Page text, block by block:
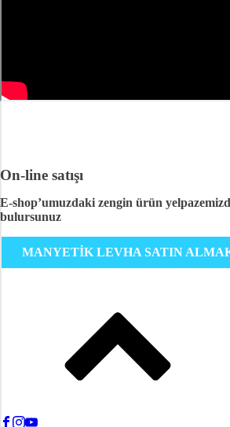
On-line satışı
E-shop’umuzdaki zengin ürün
bulursunuz
MANYETİK LEVHA SATIN